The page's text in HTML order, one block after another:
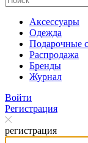
Аксессуары
Одежда
Подарочные
Распродажа
Бренды
Журнал
Войти
Регистрация
регистрация